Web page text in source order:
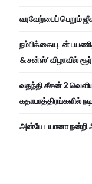
வரவேற்பைப் பெறும்
நம்பிக்கையுடன்
& சன்ஸ்’ விழாவில்
வதந்தி சீசன் 2
கதாபாத்திரங்களில்
அன்பே டயானா நன்றி